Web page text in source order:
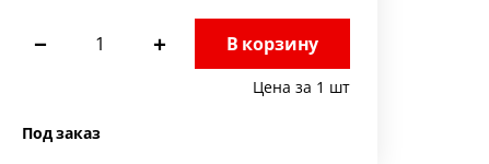
− + В корзину
Цена за 1 шт
Под заказ